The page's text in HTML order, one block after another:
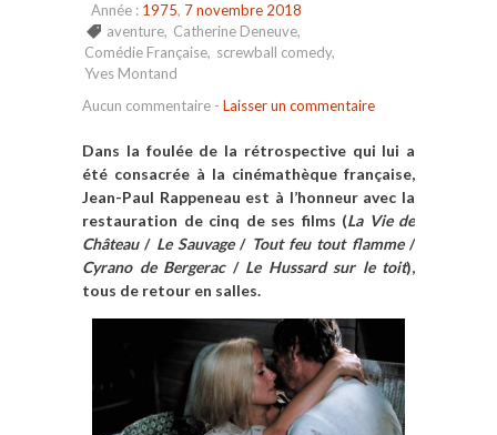
Année : 1975, 7 novembre 2018
aventure, Catherine Deneuve,
Comédie Française, screwball comedy,
Yves Montand
Aucun commentaire - Laisser un commentaire
Dans la foulée de la rétrospective qui lui a
été consacrée à la cinémathèque française,
Jean-Paul Rappeneau est à l’honneur avec la
restauration de cinq de ses films (La Vie de
Château/ Le Sauvage/Tout feu tout flamme/
Cyrano de Bergerac/ Le Hussard sur le toit),
tous de retour en salles.